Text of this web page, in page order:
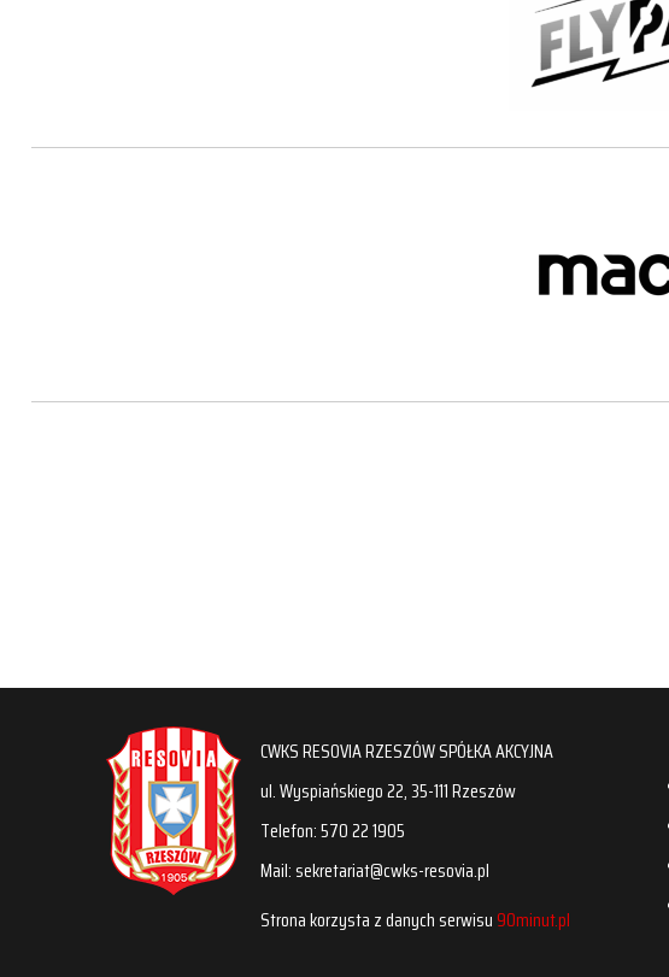
CWKS RESOVIA RZESZÓW SPÓŁKA AKCYJNA
ul. Wyspiańskiego 22, 35-111 Rzeszów
Telefon: 570 22 1905
Mail: sekretariat@cwks-resovia.pl
Strona korzysta z danych serwisu90minut.pl